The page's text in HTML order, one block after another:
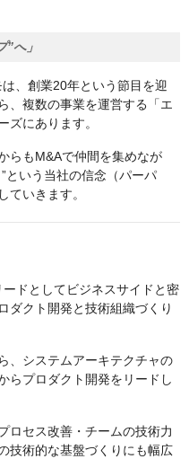
”へ」
、創業20年という節目を迎
、複数の事業を運営する「エ
ズにあります。
らもM&Aで仲間を集めなが
という当社の信念（パーパ
ていきます。
ドとしてビジネスサイドと密
ダクト開発と技術組織づくり
、システムアーキテクチャの
らプロダクト開発をリードし
ロセス改善・チームの技術力
技術的な基盤づくりにも幅広